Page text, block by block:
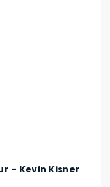
– Kevin Kisner